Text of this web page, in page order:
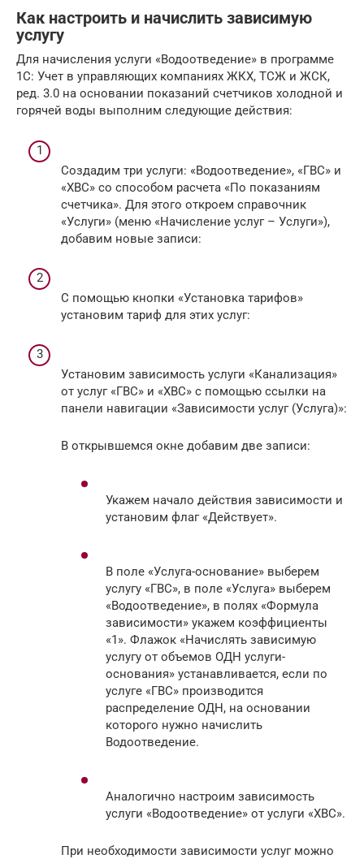
Как настроить и начислить зависимую
услугу
Для начисления услуги «Водоотведение» в программе
1С: Учет в управляющих компаниях ЖКХ, ТСЖ и ЖСК,
ред. 3.0 на основании показаний счетчиков холодной и
горячей воды выполним следующие действия:
Создадим три услуги: «Водоотведение», «ГВС» и
«ХВС» со способом расчета «По показаниям
счетчика». Для этого откроем справочник
«Услуги» (меню «Начисление услуг – Услуги»),
добавим новые записи:
С помощью кнопки «Установка тарифов»
установим тариф для этих услуг:
Установим зависимость услуги «Канализация»
от услуг «ГВС» и «ХВС» с помощью ссылки на
панели навигации «Зависимости услуг (Услуга)»:
В открывшемся окне добавим две записи:
Укажем начало действия зависимости и
установим флаг «Действует».
В поле «Услуга-основание» выберем
услугу «ГВС», в поле «Услуга» выберем
«Водоотведение», в полях «Формула
зависимости» укажем коэффициенты
«1». Флажок «Начислять зависимую
услугу от объемов ОДН услуги-
основания» устанавливается, если по
услуге «ГВС» производится
распределение ОДН, на основании
которого нужно начислить
Водоотведение.
Аналогично настроим зависимость
услуги «Водоотведение» от услуги «ХВС».
При необходимости зависимости услуг можно